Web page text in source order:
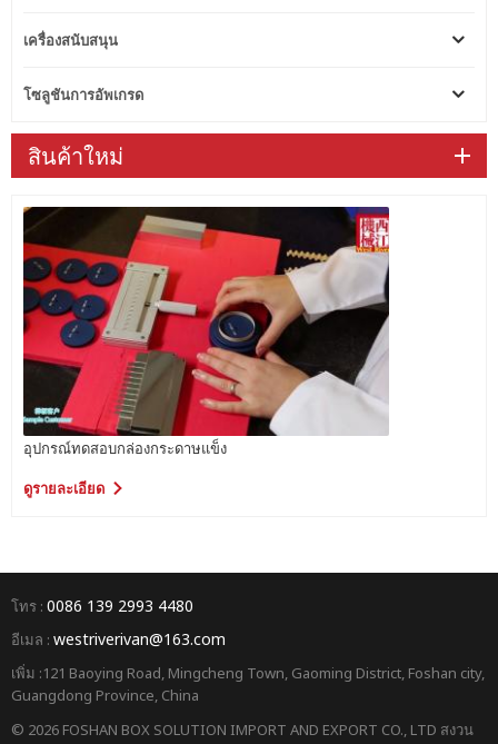
เครื่องสนับสนุน
โซลูชันการอัพเกรด
สินค้าใหม่
อุปกรณ์ทดสอบกล่องกระดาษแข็ง
ดูรายละเอียด
โทร : 0086 139 2993 4480
อีเมล : westriverivan@163.com
เพิ่ม :121 Baoying Road, Mingcheng Town, Gaoming District, Foshan city,
Guangdong Province, China
© 2026 FOSHAN BOX SOLUTION IMPORT AND EXPORT CO., LTD สงวน